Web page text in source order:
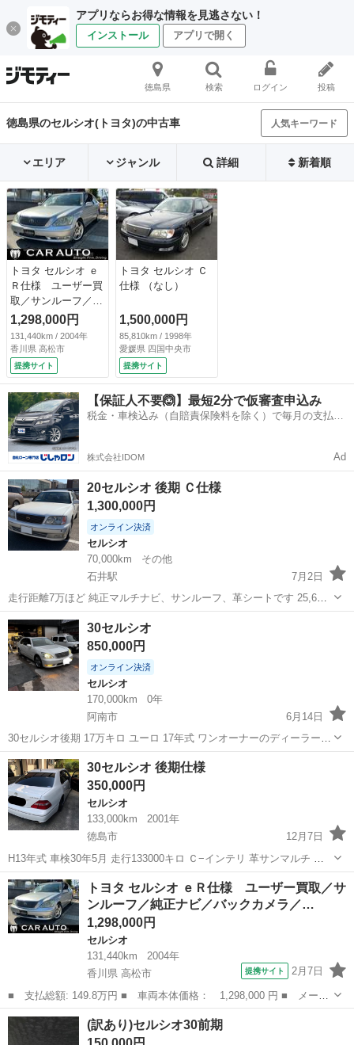
アプリならお得な情報を見逃さない！
インストール アプリで開く
徳島県 検索 ログイン 投稿
徳島県のセルシオ(トヨタ)の中古車 人気キーワード
エリア ジャンル 詳細 新着順
トヨタ セルシオ ｅ
Ｒ仕様 ユーザー買
取／サンルーフ／純
正ナビ／バックカメ
ラ／革シート／シー
トヒーター （な
し）
1,298,000円
131,440km / 2004年
香川県 高松市
提携サイト
トヨタ セルシオ Ｃ
仕様 （なし）
1,500,000円
85,810km / 1998年
愛媛県 四国中央市
提携サイト
【保証人不要🙆】最短2分で仮審査申込み
税金・車検込み（自賠責保険料を除く）で毎月の支払額
株式会社IDOM Ad
20セルシオ 後期 Ｃ仕様
1,300,000円
オンライン決済
セルシオ
70,000km
その他
石井駅
7月2日
走行距離7万ほど 純正マルチナビ、サンルーフ、革シートです 25,6年
前の車とは思えない程綺麗な車体になってます！ 車内クリーニング、
外装磨きしてます。 めっちゃお買い得だと思います！ 現車確認もでき
るのでお問い合わせ...
徳島 名西郡
30セルシオ
850,000円
オンライン決済
セルシオ
170,000km
0年
阿南市
6月14日
30セルシオ後期 17万キロ ユーロ 17年式 ワンオーナーのディーラー整
備車両になります。
徳島 阿南市 後期
30セルシオ 後期仕様
350,000円
セルシオ
133,000km
2001年
徳島市
12月7日
H13年式 車検30年5月 走行133000キロ Ｃ−インテリ 革サンマルチ ミ
ニバンや軽四と交換希望。 マフラーリアストレート四本出し バンパー
切って付けてます。 不具合は 地図ディスク読み込めません。 運転席
のオー...
徳島 徳島市 セルシオ
トヨタ セルシオ ｅＲ仕様 ユーザー買取／サ
ンルーフ／純正ナビ／バックカメラ／…
1,298,000円
セルシオ
131,440km
2004年
香川県 高松市
提携サイト 2月7日
■ 支払総額: 149.8万円 ■ 車両本体価格： 1,298,000 円 ■ メーカ
ー名： トヨタ ■ 車種名： セルシオ ■ グレード名： ｅＲ仕
様 ユーザー買取／サンルーフ／純正ナビ／バックカメラ／革シート
香川 高松市 セルシオ
(訳あり)セルシオ30前期